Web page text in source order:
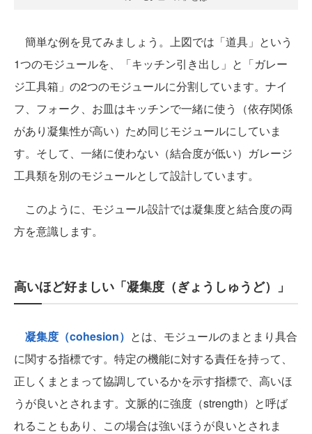
簡単な例を見てみましょう。上図では「道具」という
1つのモジュールを、「キッチン引き出し」と「ガレー
ジ工具箱」の2つのモジュールに分割しています。ナイ
フ、フォーク、お皿はキッチンで一緒に使う（依存関係
があり凝集性が高い）ため同じモジュールにしていま
す。そして、一緒に使わない（結合度が低い）ガレージ
工具類を別のモジュールとして設計しています。
このように、モジュール設計では凝集度と結合度の両
方を意識します。
高いほど好ましい「凝集度（ぎょうしゅうど）」
凝集度（cohesion） とは、モジュールのまとまり具合
に関する指標です。特定の機能に対する責任を持って、
正しくまとまって協調しているかを示す指標で、高いほ
うが良いとされます。文脈的に強度（strength）と呼ば
れることもあり、この場合は強いほうが良いとされま